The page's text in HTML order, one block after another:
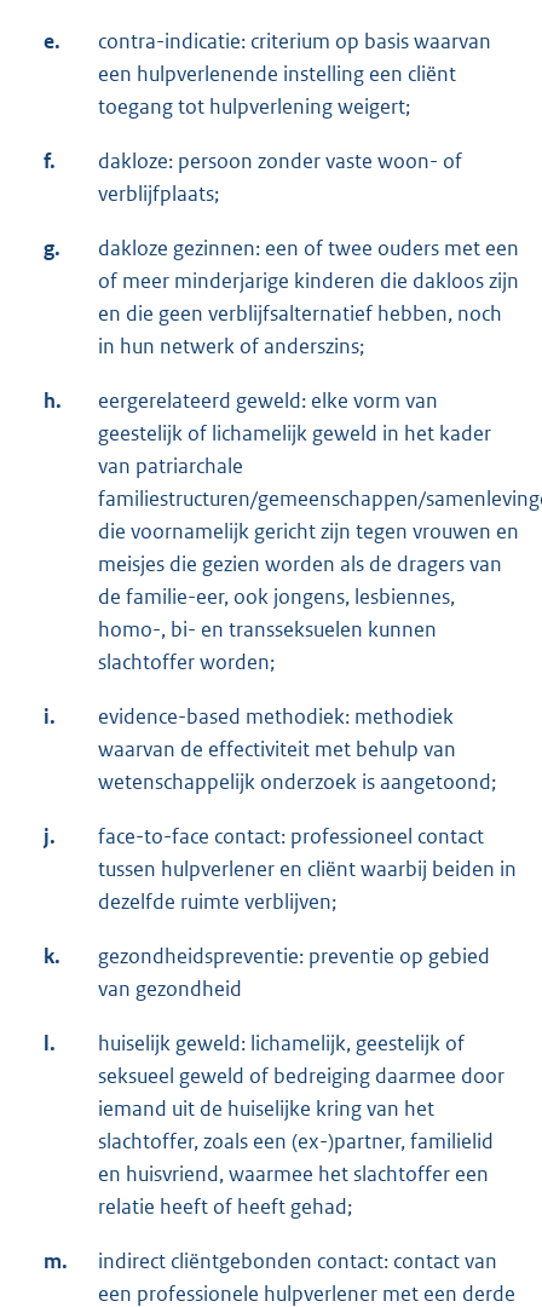
e.
contra-indicatie: criterium op basis waarvan
een hulpverlenende instelling een cliënt
toegang tot hulpverlening weigert;
f.
dakloze: persoon zonder vaste woon- of
verblijfplaats;
g.
dakloze gezinnen: een of twee ouders met een
of meer minderjarige kinderen die dakloos zijn
en die geen verblijfsalternatief hebben, noch
in hun netwerk of anderszins;
h.
eergerelateerd geweld: elke vorm van
geestelijk of lichamelijk geweld in het kader
van patriarchale
familiestructuren/gemeenschappen/
die voornamelijk gericht zijn tegen vrouwen en
meisjes die gezien worden als de dragers van
de familie-eer, ook jongens, lesbiennes,
homo-, bi- en transseksuelen kunnen
slachtoffer worden;
i.
evidence-based methodiek: methodiek
waarvan de effectiviteit met behulp van
wetenschappelijk onderzoek is aangetoond;
j.
face-to-face contact: professioneel contact
tussen hulpverlener en cliënt waarbij beiden in
dezelfde ruimte verblijven;
k.
gezondheidspreventie: preventie op gebied
van gezondheid
l.
huiselijk geweld: lichamelijk, geestelijk of
seksueel geweld of bedreiging daarmee door
iemand uit de huiselijke kring van het
slachtoffer, zoals een (ex-)partner, familielid
en huisvriend, waarmee het slachtoffer een
relatie heeft of heeft gehad;
m.
indirect cliëntgebonden contact: contact van
een professionele hulpverlener met een derde